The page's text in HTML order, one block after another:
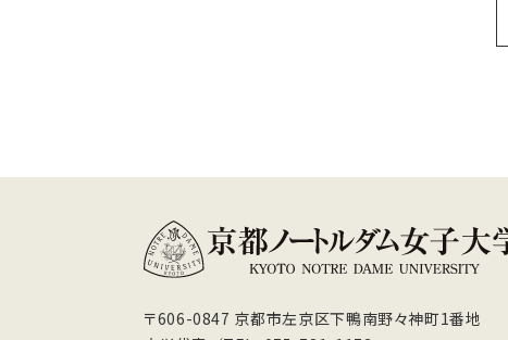
〒606-0847 京都市左京区下鴨南野々神町1番地